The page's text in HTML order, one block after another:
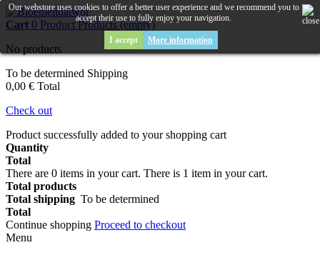
Cart 0 Product Products (empty)
No products
To be determined Shipping
0,00 € Total
Check out
Product successfully added to your shopping cart
Quantity
Total
There are 0 items in your cart. There is 1 item in your cart.
Total products
Total shipping To be determined
Total
Continue shopping Proceed to checkout
Menu
Our webstore uses cookies to offer a better user experience and we recommend you to
accept their use to fully enjoy your navigation.
I accept More information